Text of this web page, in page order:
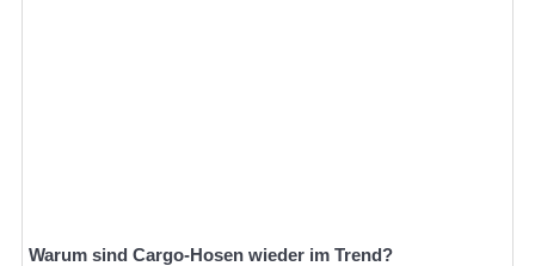
Warum sind Cargo-Hosen wieder im Trend?